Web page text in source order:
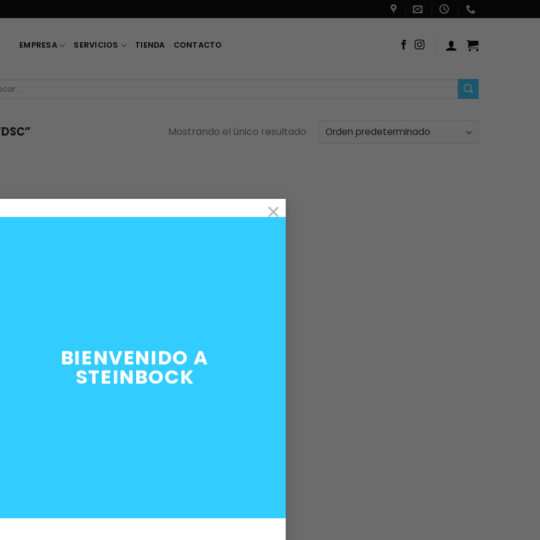
BIENVENIDO A
STEINBOCK
×
EMPRESA SERVICIOS TIENDA CONTACTO
Mostrando el único resultado
RUEDAS
presión DCS BMW